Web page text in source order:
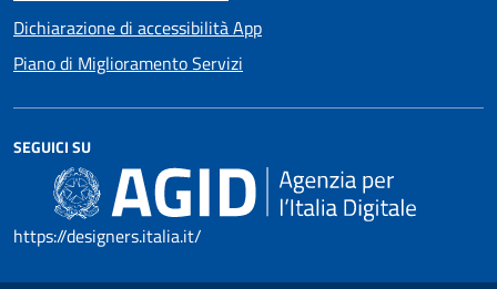
Dichiarazione di accessibilità App
Piano di Miglioramento Servizi
SEGUICI SU
https://designers.italia.it/